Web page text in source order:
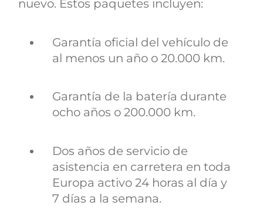
nuevo. Estos paquetes incluyen:
Garantía oficial del vehículo de
al menos un año o 20.000 km.
Garantía de la batería durante
ocho años o 200.000 km.
Dos años de servicio de
asistencia en carretera en toda
Europa activo 24 horas al día y
7 días a la semana.